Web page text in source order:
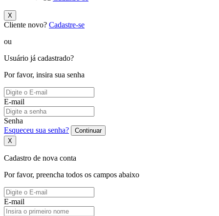
X
Cliente novo? Cadastre-se
ou
Usuário já cadastrado?
Por favor, insira sua senha
E-mail
Senha
Esqueceu sua senha?
Continuar
X
Cadastro de nova conta
Por favor, preencha todos os campos abaixo
E-mail